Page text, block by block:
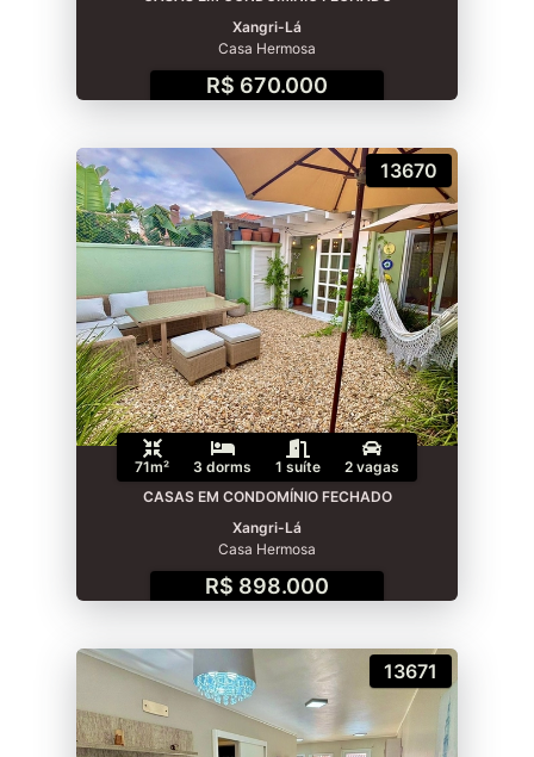
Xangri-Lá
Casa Hermosa
R$ 670.000
13670
71m² 3 dorms 1 suíte
2 vagas
CASAS EM CONDOMÍNIO FECHADO
Xangri-Lá
Casa Hermosa
R$ 898.000
13671